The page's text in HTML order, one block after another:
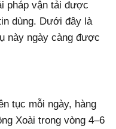
pháp vận tải được
dùng. Dưới đây là
này ngày càng được
tục mỗi ngày, hàng
Xoài trong vòng 4–6